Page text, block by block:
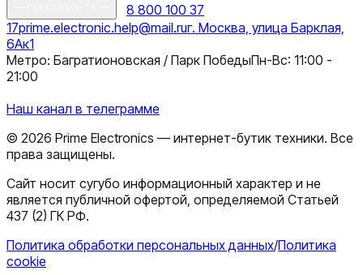
8 800 100 37
17prime.electronic.help@mail.ruг. Москва, улица Барклая,
6Ак1
Метро: Багратионовская / Парк ПобедыПн-Вс: 11:00 -
21:00
Наш канал в телеграмме
© 2026 Prime Electronics — интернет-бутик техники. Все
права защищены.
Сайт носит сугубо информационный характер и не
является публичной офертой, определяемой Статьей
437 (2) ГК РФ.
Политика обработки персональных данных/Политика
cookie